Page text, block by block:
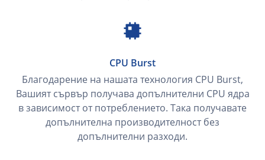
CPU Burst
Благодарение на нашата технология CPU Burst,
Вашият сървър получава допълнителни CPU ядра
в зависимост от потреблението. Така получавате
допълнителна производителност без
допълнителни разходи.